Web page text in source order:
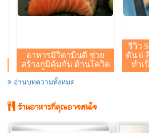
มินดี ช่วย
ต้านโควิด
รีวิว Seagull หม้ออัดแรง
ดัน 6 ลิตร ด้วยการตุ๋นเนื้อ
ทำเป็นข้าวหน้าเนื้อตุ๋น
อ่านบทความทั้งหมด
ร้านอาหารที่คุณอาจสนใจ